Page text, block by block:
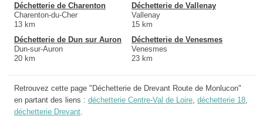
Déchetterie de Charenton
Charenton-du-Cher
13 km
Déchetterie de Vallenay
Vallenay
15 km
Déchetterie de Dun sur Auron
Dun-sur-Auron
20 km
Déchetterie de Venesmes
Venesmes
23 km
Retrouvez cette page "Déchetterie de Drevant Route de Monlucon"
en partant des liens : déchetterie Centre-Val de Loire déchetterie 18
déchetterie Drevant